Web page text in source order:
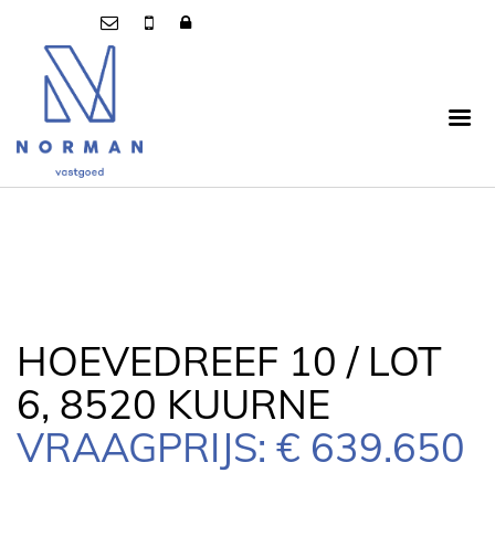
HOEVEDREEF 10 / LOT
6, 8520 KUURNE
VRAAGPRIJS: € 639.650